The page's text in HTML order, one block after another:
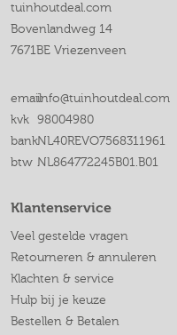
tuinhoutdeal.com
Bovenlandweg 14
7671BE Vriezenveen
emailinfo@tuinhoutdeal.com
kvk 98004980
bankNL40REVO7568311961
btw NL864772245B01.B01
Klantenservice
Veel gestelde vragen
Retourneren & annuleren
Klachten & service
Hulp bij je keuze
Bestellen & Betalen